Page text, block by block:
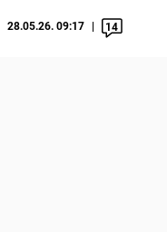
28.05.26. 09:17 14